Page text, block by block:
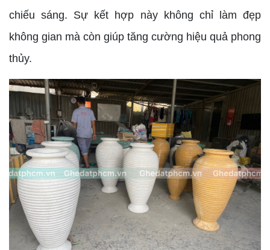
chiếu sáng. Sự kết hợp này không chỉ làm đẹp
không gian mà còn giúp tăng cường hiệu quả phong
thủy.